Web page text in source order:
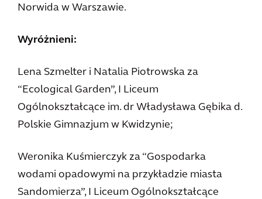
Norwida w Warszawie.
Wyróżnieni:
Lena Szmelter i Natalia Piotrowska za
“Ecological Garden”, I Liceum
Ogólnokształcące im. dr Władysława Gębika d.
Polskie Gimnazjum w Kwidzynie;
Weronika Kuśmierczyk za “Gospodarka
wodami opadowymi na przykładzie miasta
Sandomierza”, I Liceum Ogólnokształcące